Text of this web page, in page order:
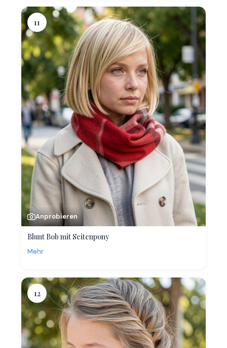
11
Anprobieren
Blunt Bob mit Seitenpony
Mehr
12